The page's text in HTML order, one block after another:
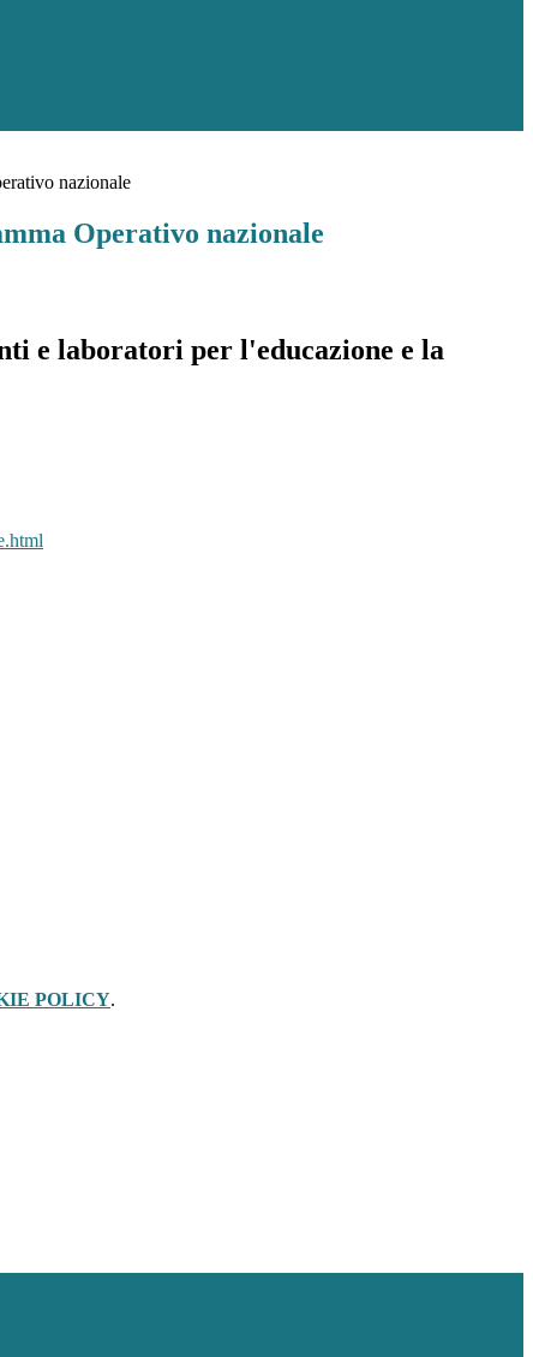
nazionale
Operativo nazionale
e laboratori per l'educazione e la
POLICY.